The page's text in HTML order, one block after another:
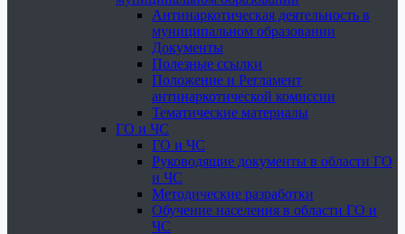
Антинаркотическая деятельность в
муниципальном образовании
Документы
Полезные ссылки
Положение и Регламент
антинаркотической комиссии
Тематические материалы
ГО и ЧС
ГО и ЧС
Руководящие документы в области ГО
и ЧС
Методические разработки
Обучение населения в области ГО и
ЧС